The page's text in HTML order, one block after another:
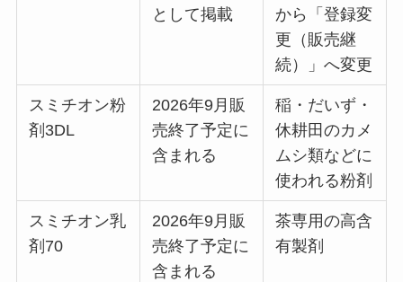
として掲載
から「登録変
更（販売継
続）」へ変更
スミチオン粉
剤3DL
2026年9月販
売終了予定に
含まれる
稲・だいず・
休耕田のカメ
ムシ類などに
使われる粉剤
スミチオン乳
剤70
2026年9月販
売終了予定に
含まれる
茶専用の高含
有製剤